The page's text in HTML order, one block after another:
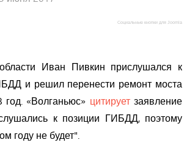
Социальные кнопки для Joomla
Иван Пивкин прислушался к
и решил перенести ремонт моста
«Волганьюс» цитируетзаявление
к позиции ГИБДД, поэтому
году не будет".